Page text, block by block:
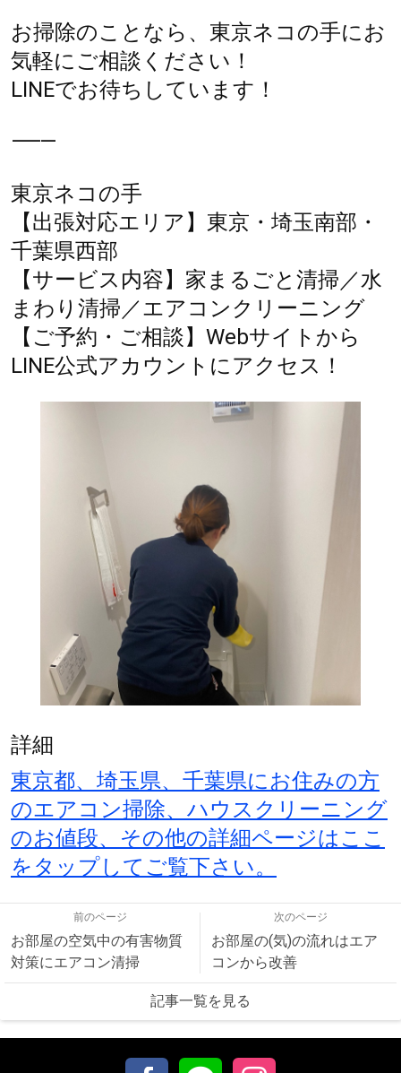
お掃除のことなら、東京ネコの手にお
気軽にご相談ください！
LINEでお待ちしています！
⸻
東京ネコの手
【出張対応エリア】東京・埼玉南部・
千葉県西部
【サービス内容】家まるごと清掃／水
まわり清掃／エアコンクリーニング
【ご予約・ご相談】Webサイトから
LINE公式アカウントにアクセス！
詳細
東京都、埼玉県、千葉県にお住みの方
のエアコン掃除、ハウスクリーニング
のお値段、その他の詳細ページはここ
をタップしてご覧下さい。
前のページ
お部屋の空気中の有害物質
対策にエアコン清掃
次のページ
お部屋の(気)の流れはエア
コンから改善
記事一覧を見る